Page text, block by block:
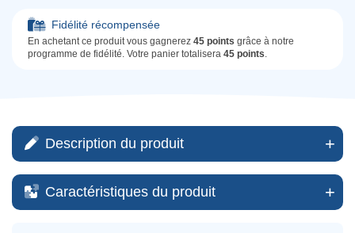
Fidélité récompensée
En achetant ce produit vous gagnerez 45 points grâce à notre
programme de fidélité. Votre panier totalisera 45 points.
Description du produit
Caractéristiques du produit